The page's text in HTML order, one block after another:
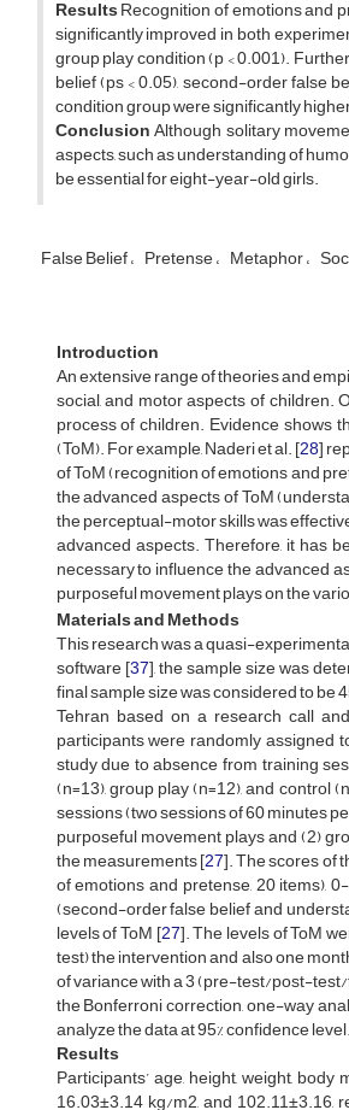
ResultsRecognition of emotions and
significantly improved in both
group play condition (p < 0.001).
belief (ps < 0.05), second-order false
condition group were significantly
ConclusionAlthough solitary
aspects, such as understanding of
be essential for eight-year-old girls.
False Belief Pretense Metaphor
Introduction
An extensive range of theories and
social, and motor aspects of
process of children. Evidence shows
(ToM). For example, Naderi et al. [28]
of ToM (recognition of emotions and
the advanced aspects of ToM
the perceptual-motor skills was
advanced aspects. Therefore, it has
necessary to influence the advanced
purposeful movement plays on the
Materials and Methods
This research was a quasi-
software [37], the sample size was
final sample size was considered to be
Tehran based on a research call
participants were randomly assigned
study due to absence from training
(n=13), group play (n=12), and
sessions (two sessions of 60 minutes
purposeful movement plays and (2)
the measurements [27]. The scores of
of emotions and pretense, 20 items),
(second-order false belief and
levels of ToM [27]. The levels of ToM
test) the intervention and also one
of variance with a 3 (pre-test/post-
the Bonferroni correction, one-way
analyze the data at 95% confidence level.
Results
Participants’ age, height, weight,
16.03±3.14 kg/m2, and